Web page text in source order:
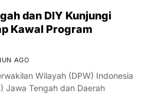
dan DIY Kunjungi
Kawal Program
AGO
Wilayah (DPW) Indonesia
Jawa Tengah dan Daerah